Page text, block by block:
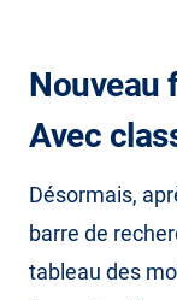
Nouveau
Avec
Désormais,
barre de
tableau des